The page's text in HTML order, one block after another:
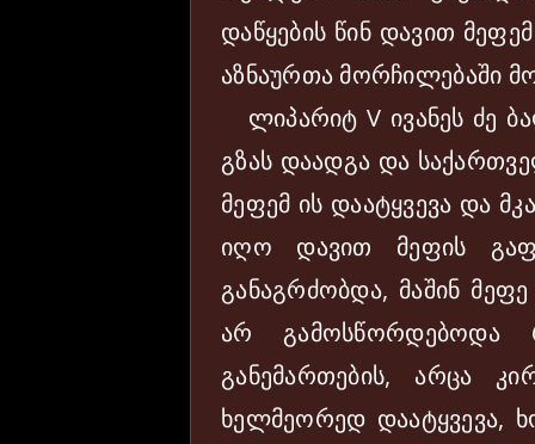
დაწყების წინ დავით
აზნაურთა მორჩილებაში
ლიპარიტ V ივანეს ძე
გზას დაადგა და
მეფემ ის დაატყვევა და
იღო დავით მეფის
განაგრძობდა, მაშინ
არ
განემართების, არცა
ხელმეორედ დაატყვევა,